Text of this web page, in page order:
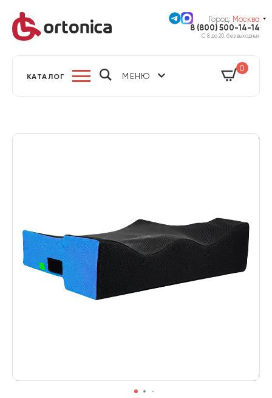
Город: Москва
8 (800) 500-14-14
С 8 до 20, без выходных
КАТАЛОГ МЕНЮ
0